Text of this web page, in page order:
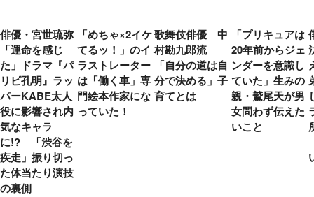
俳優・宮世琉弥
「運命を感じ
た」ドラマ『パ
リピ孔明』ラッ
パーKABE太人
役に影響され内
気なキャラ
に!? 「渋谷を
疾走」振り切っ
た体当たり演技
の裏側
「めちゃ×2イケ
てるッ！」のイ
ラストレーター
は「働く車」専
門絵本作家にな
っていた！
歌舞伎俳優 中
村勘九郎流
「自分の道は自
分で決める」子
育てとは
「プリキュアは
20年前からジェ
ンダーを意識し
ていた」生みの
親・鷲尾天が男
女問わず伝えた
いこと